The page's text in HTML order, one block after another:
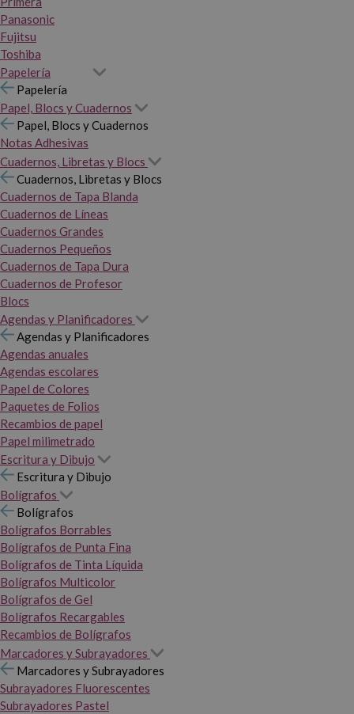
Panasonic
Fujitsu
Toshiba
Papelería
Papelería
Papel, Blocs y Cuadernos
Papel, Blocs y Cuadernos
Notas Adhesivas
Cuadernos, Libretas y Blocs
Cuadernos, Libretas y Blocs
Cuadernos de Tapa Blanda
Cuadernos de Líneas
Cuadernos Grandes
Cuadernos Pequeños
Cuadernos de Tapa Dura
Cuadernos de Profesor
Blocs
Agendas y Planificadores
Agendas y Planificadores
Agendas anuales
Agendas escolares
Papel de Colores
Paquetes de Folios
Recambios de papel
Papel milimetrado
Escritura y Dibujo
Escritura y Dibujo
Bolígrafos
Bolígrafos
Bolígrafos Borrables
Bolígrafos de Punta Fina
Bolígrafos de Tinta Líquida
Bolígrafos Multicolor
Bolígrafos de Gel
Bolígrafos Recargables
Recambios de Bolígrafos
Marcadores y Subrayadores
Marcadores y Subrayadores
Subrayadores Fluorescentes
Subrayadores Pastel